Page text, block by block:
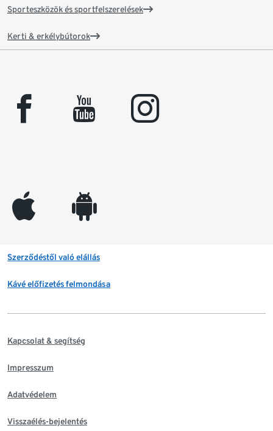
Sporteszközök és sportfelszerelések
Kerti & erkélybútorok
facebook youtube instagram
appleinc android
Szerződéstől való elállás
Kávé előfizetés felmondása
Kapcsolat & segítség
Impresszum
Adatvédelem
Visszaélés-bejelentés